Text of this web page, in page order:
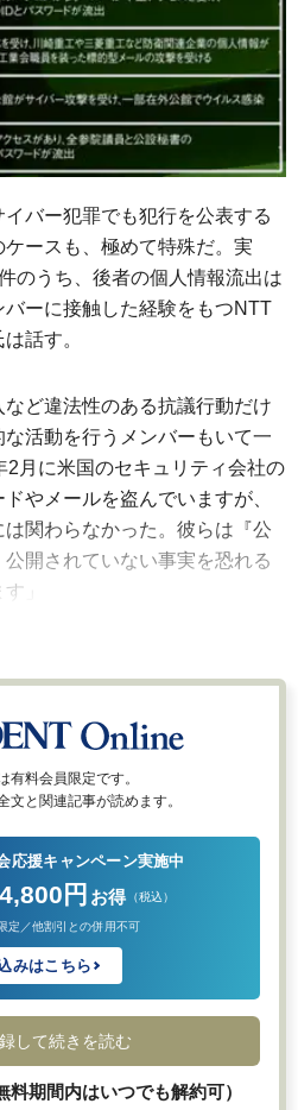
バー犯罪でも犯行を公表する
ースも、極めて特殊だ。実
のうち、後者の個人情報流出は
ーに接触した経験をもつNTT
話す。
など違法性のある抗議行動だけ
活動を行うメンバーもいて一
月に米国のセキュリティ会社の
やメールを盗んでいますが、
関わらなかった。彼らは『公
開されていない事実を恐れる
」
有料会員限定です。
文と関連記事が読めます。
応援キャンペーン実施中
4,800円 お得 （税込）
定／他割引との併用不可
みはこちら
して続きを読む
料期間内はいつでも解約可）